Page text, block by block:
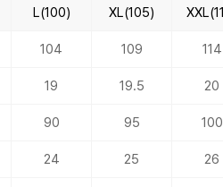
L(100) XL(105)
104 109 114
19 19.5 20
90 95 100
24 25 26